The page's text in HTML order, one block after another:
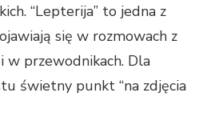
“Lepterija” to jedna z
się w rozmowach z
w przewodnikach. Dla
świetny punkt “na zdjęcia